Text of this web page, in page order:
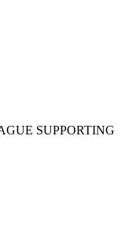
SUPPORTING